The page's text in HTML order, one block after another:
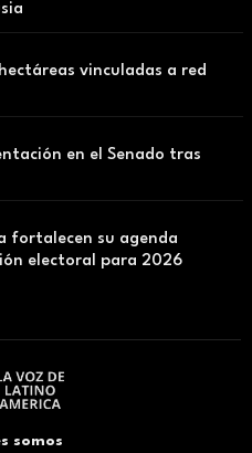
vinculadas a red
en el Senado tras
fortalecen su agenda
electoral para 2026
somos